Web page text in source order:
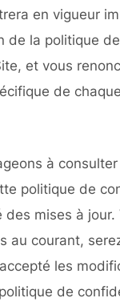
en vigueur
de la politique
et vous
de
à consulter
politique de
des mises à jour.
au courant,
les
de